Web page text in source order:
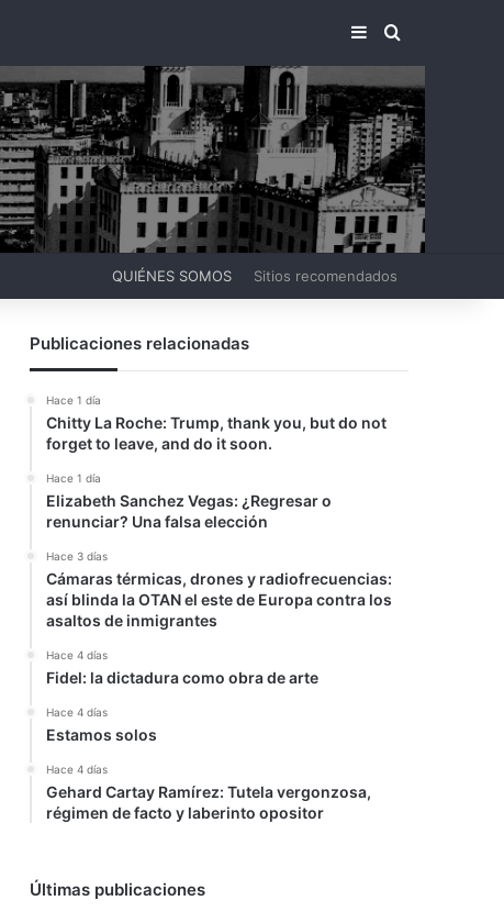
BARRA LATERAL
BUSCAR
QUIÉNES SOMOS Sitios recomendados
Publicaciones relacionadas
Hace 1 día
Chitty La Roche: Trump, thank you, but do not
forget to leave, and do it soon.
Hace 1 día
Elizabeth Sanchez Vegas: ¿Regresar o
renunciar? Una falsa elección
Hace 3 días
Cámaras térmicas, drones y radiofrecuencias:
así blinda la OTAN el este de Europa contra los
asaltos de inmigrantes
Hace 4 días
Fidel: la dictadura como obra de arte
Hace 4 días
Estamos solos
Hace 4 días
Gehard Cartay Ramírez: Tutela vergonzosa,
régimen de facto y laberinto opositor
Últimas publicaciones